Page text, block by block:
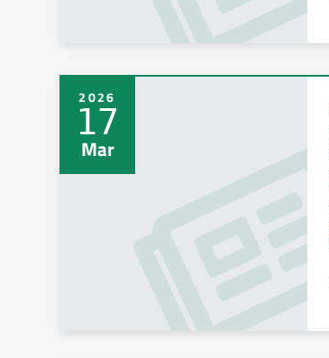
2026
17
Mar